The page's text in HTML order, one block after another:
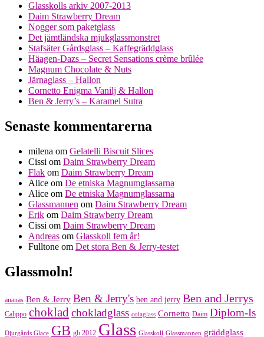
Glasskolls arkiv 2007-2013
Daim Strawberry Dream
Nogger som paketglass
Det jämtländska mjukglassmonstret
Stafsäter Gårdsglass – Kaffegräddglass
Häagen-Dazs – Secret Sensations crème brûlée
Magnum Chocolate & Nuts
Järnaglass – Hallon
Cornetto Enigma Vanilj & Hallon
Ben & Jerry’s – Karamel Sutra
Senaste kommentarerna
milena om Gelatelli Biscuit Slices
Cissi om Daim Strawberry Dream
Flak om Daim Strawberry Dream
Alice om De etniska Magnumglassarna
Alice om De etniska Magnumglassarna
Glassmannen om Daim Strawberry Dream
Erik om Daim Strawberry Dream
Cissi om Daim Strawberry Dream
Andreas om Glasskoll fem år!
Fulltone om Det stora Ben & Jerry-testet
Glassmoln!
ananas Ben & Jerry Ben & Jerry's ben and jerry Ben and Jerrys
Calippo choklad chokladglass colaglass Cornetto Daim Diplom-Is
Djurgårds Glace GB gb 2012 Glass Glasskoll Glassmannen gräddglass